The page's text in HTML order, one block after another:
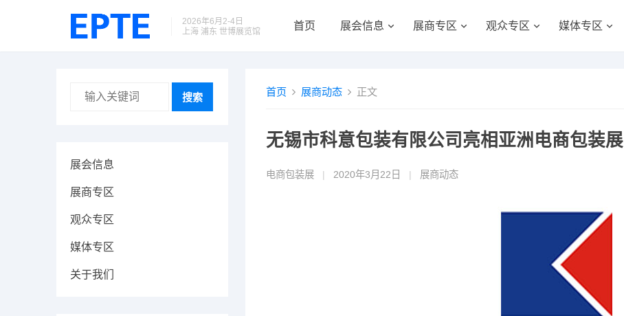
2026年6月2-4日
上海 浦东 世博展览馆
首页 展会信息 展商专区 观众专区 媒体专区
首页 展商动态 正文
无锡市科意包装有限公司亮相亚洲电商包装展
电商包装展 | 2020年3月22日 | 展商动态
搜索
展会信息
展商专区
观众专区
媒体专区
关于我们